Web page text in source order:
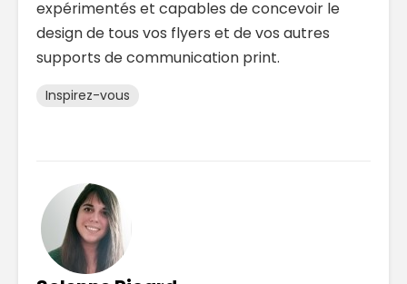
expérimentés et capables de concevoir le
design de tous vos flyers et de vos autres
supports de communication print.
Inspirez-vous